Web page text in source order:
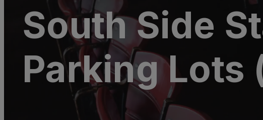
South Side
Parking Lots